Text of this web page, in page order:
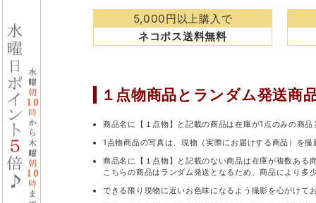
5,000円以上購入で
ネコポス送料無料
１点物商品と ランダム発送商
商品名に【１点物】と記載の商品は在庫が1点のみの商
1点物商品の写真は、現物（実際にお届けする商品）を
商品名に【１点物】と記載のない商品は在庫が複数ある
こちらの商品はランダム発送となるため、商品により
できる限り現物に近いお色味になるよう撮影を心がけて